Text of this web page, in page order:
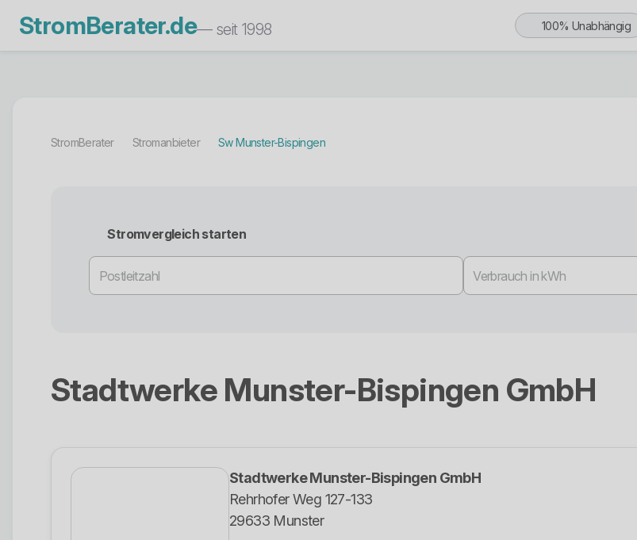
StromBerater.de— seit 1998 100% Unabhängig
StromBerater Stromanbieter Sw Munster-Bispingen
Stromvergleich starten
Stadtwerke Munster-Bispingen GmbH
Stadtwerke Munster-Bispingen GmbH
Rehrhofer Weg 127-133
29633 Munster